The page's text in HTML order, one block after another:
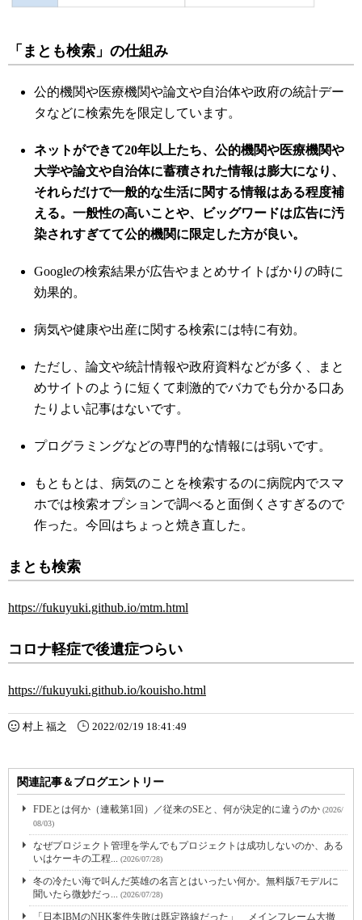
「まとも検索」の仕組み
公的機関や医療機関や論文や自治体や政府の統計デー
タなどに検索先を限定しています。
ネットができて20年以上たち、公的機関や医療機関や
大学や論文や自治体に蓄積された情報は膨大になり、
それらだけで一般的な生活に関する情報はある程度補
える。一般性の高いことや、ビッグワードは広告に汚
染されすぎてて公的機関に限定した方が良い。
Googleの検索結果が広告やまとめサイトばかりの時に
効果的。
病気や健康や出産に関する検索には特に有効。
ただし、論文や統計情報や政府資料などが多く、まと
めサイトのように短くて刺激的でバカでも分かる口あ
たりよい記事はないです。
プログラミングなどの専門的な情報には弱いです。
もともとは、病気のことを検索するのに病院内でスマ
ホでは検索オプションで調べると面倒くさすぎるので
作った。今回はちょっと焼き直した。
まとも検索
https://fukuyuki.github.io/mtm.html
コロナ軽症で後遺症つらい
https://fukuyuki.github.io/kouisho.html
村上 福之 2022/02/19 18:41:49
関連記事＆ブログエントリー
FDEとは何か（連載第1回）／従来のSEと、何が決定的に違うのか (2026/
08/03)
なぜプロジェクト管理を学んでもプロジェクトは成功しないのか、ある
いはケーキの工程... (2026/07/28)
冬の冷たい海で叫んだ英雄の名言とはいったい何か。無料版7モデルに
聞いたら微妙だっ... (2026/07/28)
「日本IBMのNHK案件失敗は既定路線だった」 メインフレーム大撤